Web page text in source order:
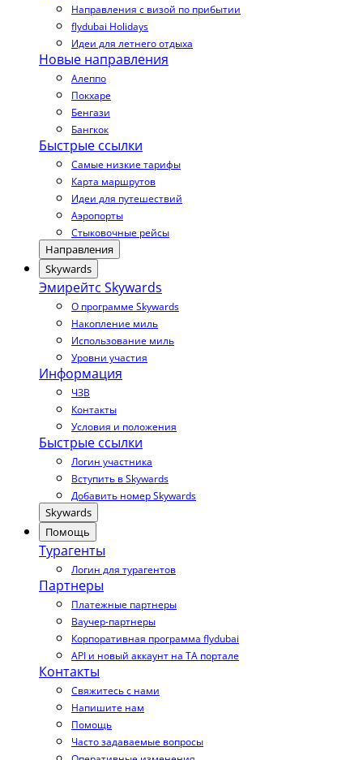
Направления с визой по прибытии
flydubai Holidays
Идеи для летнего отдыха
Новые направления
Алеппо
Покхаре
Бенгази
Бангкок
Быстрые ссылки
Самые низкие тарифы
Карта маршрутов
Идеи для путешествий
Аэропорты
Стыковочные рейсы
Направления
Skywards
Эмирейтс Skywards
О программе Skywards
Накопление миль
Использование миль
Уровни участия
Информация
ЧЗВ
Контакты
Условия и положения
Быстрые ссылки
Логин участника
Вступить в Skywards
Добавить номер Skywards
Skywards
Помощь
Турагенты
Логин для турагентов
Партнеры
Платежные партнеры
Ваучер-партнеры
Корпоративная программа flydubai
API и новый аккаунт на TA портале
Контакты
Свяжитесь с нами
Напишите нам
Помощь
Часто задаваемые вопросы